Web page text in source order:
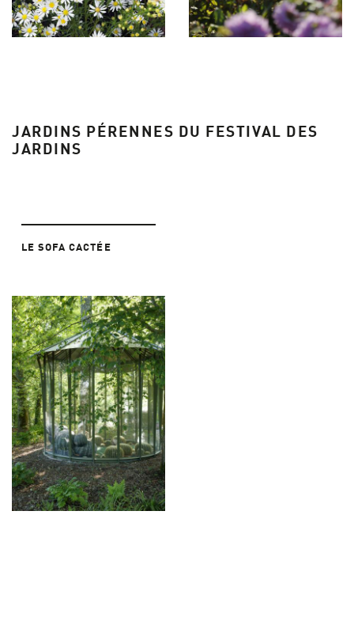
JARDINS PÉRENNES DU FESTIVAL DES
JARDINS
LE SOFA CACTÉE